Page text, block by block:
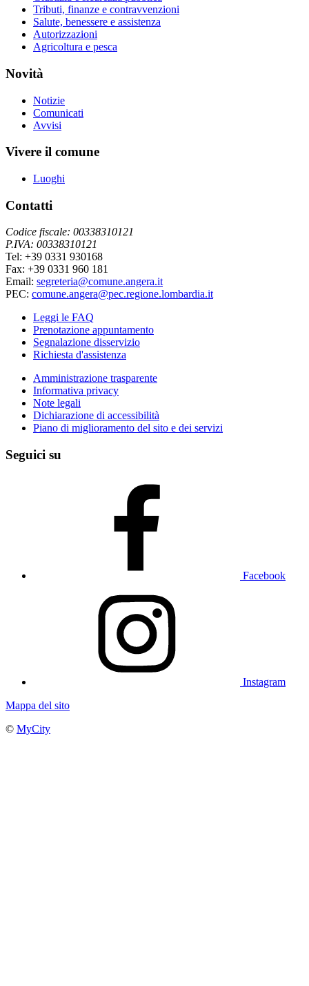
Tributi, finanze e contravvenzioni
Salute, benessere e assistenza
Autorizzazioni
Agricoltura e pesca
Novità
Notizie
Comunicati
Avvisi
Vivere il comune
Luoghi
Contatti
Codice fiscale: 00338310121
P.IVA: 00338310121
Tel: +39 0331 930168
Fax: +39 0331 960 181
Email: segreteria@comune.angera.it
PEC: comune.angera@pec.regione.lombardia.it
Leggi le FAQ
Prenotazione appuntamento
Segnalazione disservizio
Richiesta d'assistenza
Amministrazione trasparente
Informativa privacy
Note legali
Dichiarazione di accessibilità
Piano di miglioramento del sito e dei servizi
Seguici su
Facebook
Instagram
Mappa del sito
© MyCity